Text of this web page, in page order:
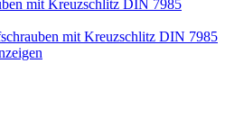
mit Kreuzschlitz DIN 7985
mit Kreuzschlitz DIN 7985